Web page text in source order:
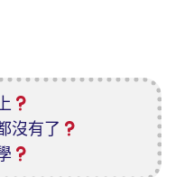
沒有了